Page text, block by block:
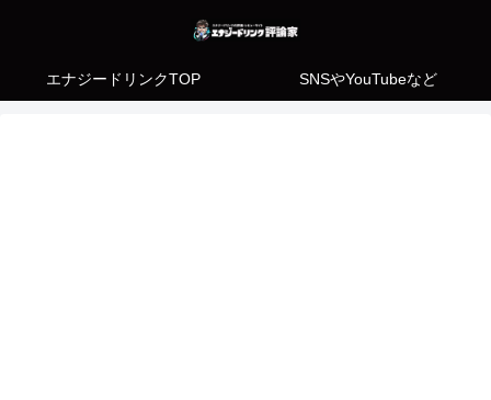
エナジードリンクTOP SNSやYouTubeなど